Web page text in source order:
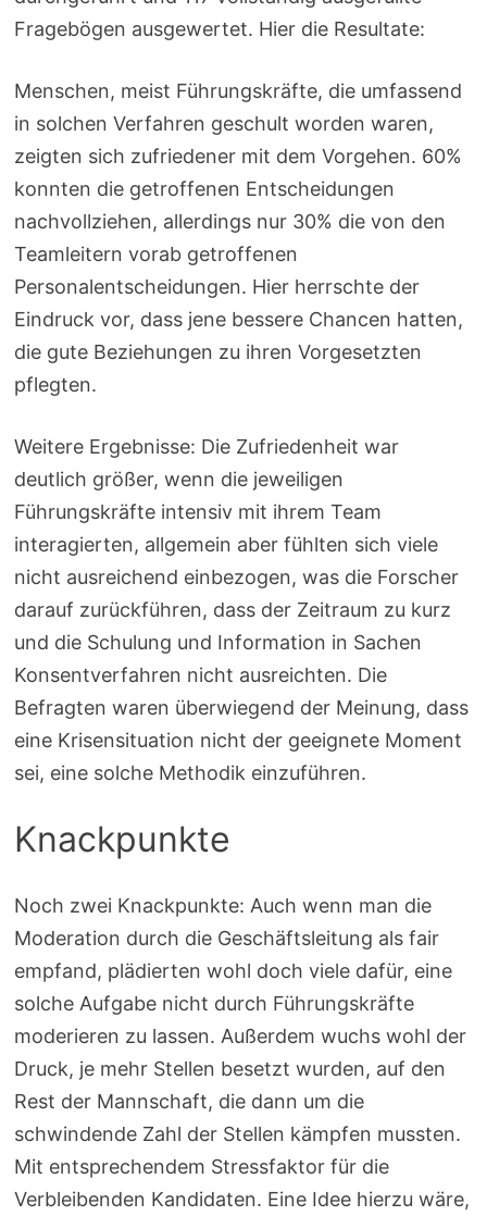
Fragebögen ausgewertet. Hier die Resultate:
Menschen, meist Führungskräfte, die umfassend
in solchen Verfahren geschult worden waren,
zeigten sich zufriedener mit dem Vorgehen. 60%
konnten die getroffenen Entscheidungen
nachvollziehen, allerdings nur 30% die von den
Teamleitern vorab getroffenen
Personalentscheidungen. Hier herrschte der
Eindruck vor, dass jene bessere Chancen hatten,
die gute Beziehungen zu ihren Vorgesetzten
pflegten.
Weitere Ergebnisse: Die Zufriedenheit war
deutlich größer, wenn die jeweiligen
Führungskräfte intensiv mit ihrem Team
interagierten, allgemein aber fühlten sich viele
nicht ausreichend einbezogen, was die Forscher
darauf zurückführen, dass der Zeitraum zu kurz
und die Schulung und Information in Sachen
Konsentverfahren nicht ausreichten. Die
Befragten waren überwiegend der Meinung, dass
eine Krisensituation nicht der geeignete Moment
sei, eine solche Methodik einzuführen.
Knackpunkte
Noch zwei Knackpunkte: Auch wenn man die
Moderation durch die Geschäftsleitung als fair
empfand, plädierten wohl doch viele dafür, eine
solche Aufgabe nicht durch Führungskräfte
moderieren zu lassen. Außerdem wuchs wohl der
Druck, je mehr Stellen besetzt wurden, auf den
Rest der Mannschaft, die dann um die
schwindende Zahl der Stellen kämpfen mussten.
Mit entsprechendem Stressfaktor für die
Verbleibenden Kandidaten. Eine Idee hierzu wäre,